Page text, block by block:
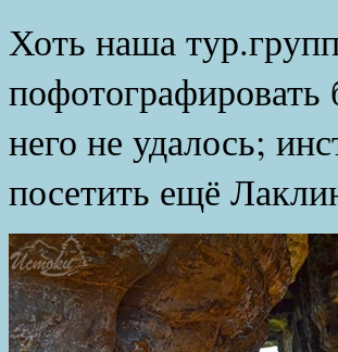
Хоть наша
него не удалось;
посетить ещё